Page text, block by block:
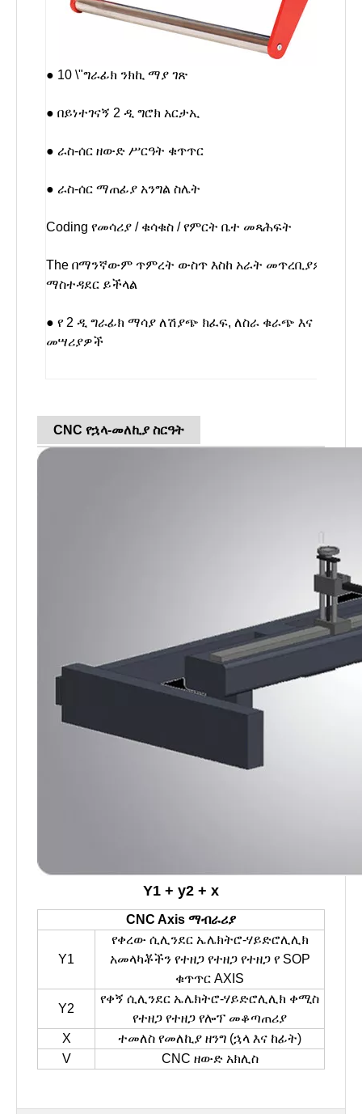
● 10 \"ግራፊክ ንክኪ ማያ ገጽ
● በይነተገናኝ 2 ዲ ግሮክ አርታኢ
● ራስ-ሰር ዘውድ ሥርዓት ቁጥጥር
● ራስ-ሰር ማጠፊያ አንግል ስሌት
Coding የመሳሪያ / ቁሳቁስ / የምርት ቤተ መጻሕፍት
The በማንኛውም ጥምረት ውስጥ እስከ አራት መጥረቢያዎች
ማስተዳደር ይችላል
● የ 2 ዲ ግራፊክ ማሳያ ለሽያጭ ክፈፍ, ለስራ ቁራጭ እና
መሣሪያዎች
CNC የኋላ-መለኪያ ስርዓት
Y1 + y2 + x
CNC Axis ማብራሪያ
Y1
የቀረው ሲሊንደር ኤሌክትሮ-ሃይድሮሊሊክ
አመላካቾችን የተዘጋ የተዘጋ የተዘጋ የ SOP
ቁጥጥር AXIS
Y2
የቀኝ ሲሊንደር ኤሌክትሮ-ሃይድሮሊሊክ ቀሚስ
የተዘጋ የተዘጋ የሎፕ መቆጣጠሪያ
X
ተመለስ የመለኪያ ዘንግ (ኋላ እና ከፊት)
V
CNC ዘውድ አክሊስ